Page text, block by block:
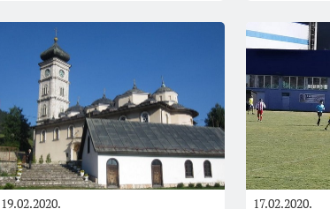
19.02.2020. 17.02.2020.